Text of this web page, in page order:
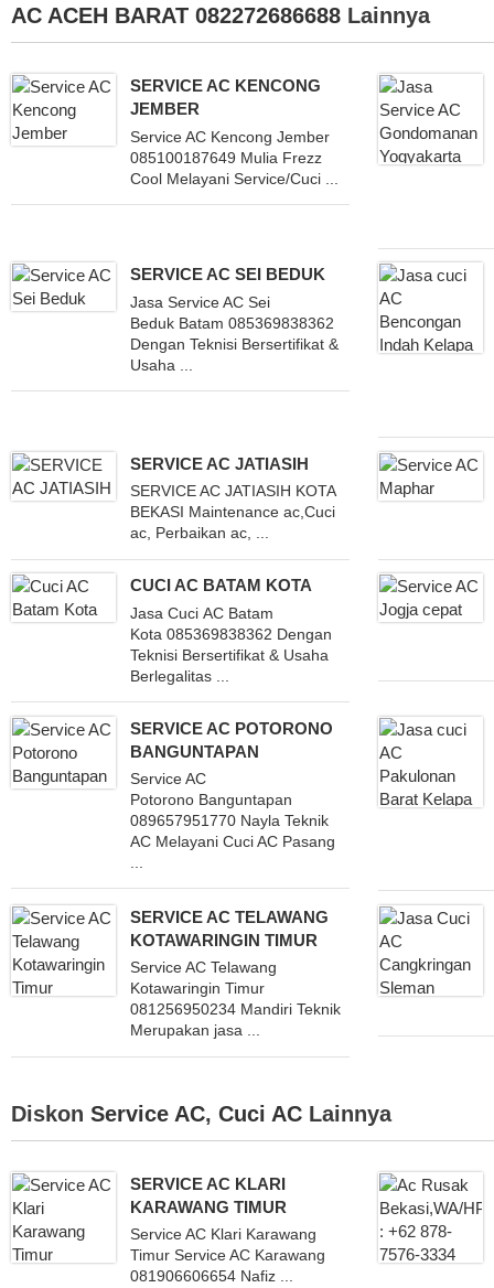
AC ACEH BARAT 082272686688 Lainnya
SERVICE AC KENCONG
JEMBER
Service AC Kencong Jember
085100187649 Mulia Frezz
Cool Melayani Service/Cuci ...
SERVICE AC SEI BEDUK
Jasa Service AC Sei
Beduk Batam 085369838362
Dengan Teknisi Bersertifikat &
Usaha ...
SERVICE AC JATIASIH
SERVICE AC JATIASIH KOTA
BEKASI Maintenance ac,Cuci
ac, Perbaikan ac, ...
CUCI AC BATAM KOTA
Jasa Cuci AC Batam
Kota 085369838362 Dengan
Teknisi Bersertifikat & Usaha
Berlegalitas ...
SERVICE AC POTORONO
BANGUNTAPAN
Service AC
Potorono Banguntapan
089657951770 Nayla Teknik
AC Melayani Cuci AC Pasang
SERVICE AC TELAWANG
KOTAWARINGIN TIMUR
Service AC Telawang
Kotawaringin Timur
081256950234 Mandiri Teknik
Merupakan jasa ...
Diskon Service AC, Cuci AC Lainnya
SERVICE AC KLARI
KARAWANG TIMUR
Service AC Klari Karawang
Timur Service AC Karawang
081906606654 Nafiz ...